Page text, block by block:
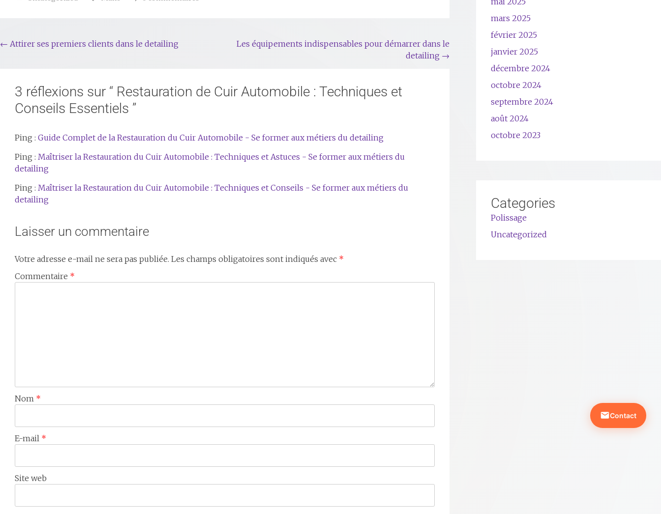
← Attirer ses premiers clients dans le detailing
Les équipements indispensables pour démarrer dans le
detailing →
3 réflexions sur “ Restauration de Cuir Automobile : Techniques et
Conseils Essentiels ”
Ping : Guide Complet de la Restauration du Cuir Automobile - Se former aux métiers du detailing
Ping : Maîtriser la Restauration du Cuir Automobile : Techniques et Astuces - Se former aux métiers du
detailing
Ping : Maîtriser la Restauration du Cuir Automobile : Techniques et Conseils - Se former aux métiers du
detailing
Laisser un commentaire
Votre adresse e-mail ne sera pas publiée. Les champs obligatoires sont indiqués avec *
Commentaire *
Nom *
E-mail *
Site web
mars 2025
février 2025
janvier 2025
décembre 2024
octobre 2024
septembre 2024
août 2024
octobre 2023
Categories
Polissage
Uncategorized
Contact